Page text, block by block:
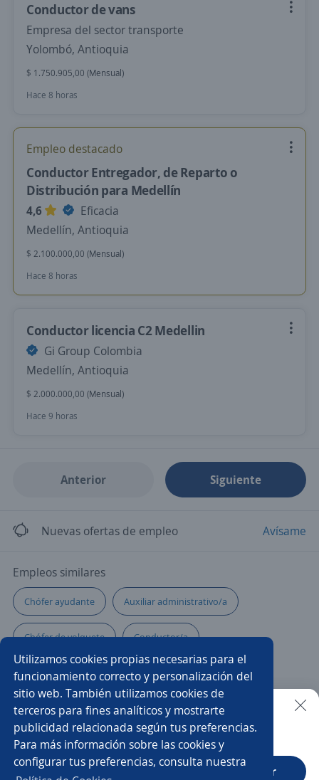
Utilizamos cookies propias necesarias para el
funcionamiento correcto y personalización del
sitio web. También utilizamos cookies de
terceros para fines analíticos y mostrarte
publicidad relacionada según tus preferencias.
Para más información sobre las cookies y
configurar tus preferencias, consulta nuestra
Conductor de vans
Empresa del sector transporte
Yolombó, Antioquia
$ 1.750.905,00 (Mensual)
Hace 8 horas
Empleo destacado
Conductor Entregador, de Reparto o
Distribución para Medellín
4,6
Eficacia
Medellín, Antioquia
$ 2.100.000,00 (Mensual)
Hace 8 horas
Conductor licencia C2 Medellin
Gi Group Colombia
Medellín, Antioquia
$ 2.000.000,00 (Mensual)
Hace 9 horas
Anterior Siguiente
Nuevas ofertas de empleo Avísame
Empleos similares
Chófer ayudante Auxiliar administrativo/a
Chófer de volquete Conductor/a
Auxiliar de camioneta Jefe/a de logística
Repartidor/a Auxiliar de ruta
Auxiliar de distribución Chófer Distribuidor/a
Buscar es más fácil en la app
CT App Abrir